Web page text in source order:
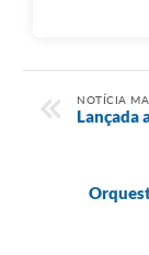
NOTÍCIA
Lançada